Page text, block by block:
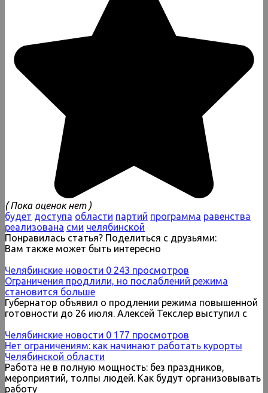
( Пока оценок нет )
будет доступа области партий программа равенства
реализована сми челябинской
Понравилась статья? Поделиться с друзьями:
Вам также может быть интересно
Челябинские новости 0 243 просмотров
Ограничения продлили, но послаблений режима
становится больше
Губернатор объявил о продлении режима повышенной
готовности до 26 июля. Алексей Текслер выступил с
Челябинские новости 0 177 просмотров
Нет ограничениям: как начинают работать курорты
Челябинской области
Работа не в полную мощность: без праздников,
мероприятий, толпы людей. Как будут организовывать
работу